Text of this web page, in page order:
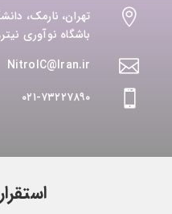

تهران، نارمک،
باشگاه نوآوری

NitroIC@Iran.ir
۰۲۱-۷۳۲۲۷۸۹۰